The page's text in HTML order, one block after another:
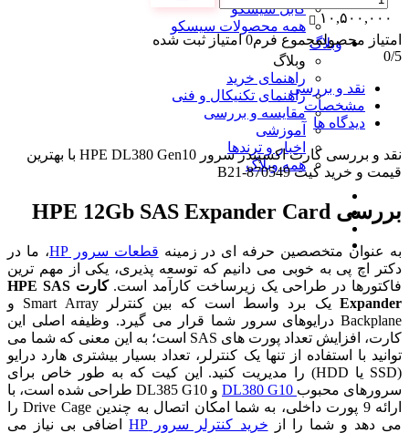
کابل سیسکو
همه محصولات سیسکو
وبلاگ
وبلاگ
راهنمای خرید
راهنمای تکنیکال و فنی
مقایسه و بررسی
آموزشی
اخبار و ترندها
همه وبلاگ
۱۰,۵۰۰,۰۰۰
امتیاز محصولمجموع فرم0امتیاز ثبت شده
0/5
نقد و بررسی
مشخصات
دیدگاه ها
نقد و بررسی
کارت اکسپندر سرور HPE DL380 Gen10 با بهترین
قیمت و خرید کیت 870549-B21
بررسی HPE 12Gb SAS Expander Card
به عنوان متخصصین حرفه ای در زمینه قطعات سرور HP
، ما در
دکتر اچ پی به خوبی می دانیم که توسعه پذیری، یکی از مهم ترین
فاکتورها در طراحی یک زیرساخت کارآمد است.
کارت HPE SAS
Expander
یک برد واسط است که بین کنترلر Smart Array و
Backplane درایوهای سرور شما قرار می گیرد. وظیفه اصلی این
کارت، افزایش تعداد پورت های SAS است؛ به این معنی که شما می
توانید با استفاده از تنها یک کنترلر، تعداد بسیار بیشتری هارد درایو
(SSD یا HDD) را مدیریت کنید. این کیت که به طور خاص برای
سرورهای محبوب
و DL385 G10 طراحی شده است، با
ارائه 9 پورت داخلی، به شما امکان اتصال به چندین Drive Cage را
می دهد و شما را از خرید کنترلر سرور HP
اضافی بی نیاز می